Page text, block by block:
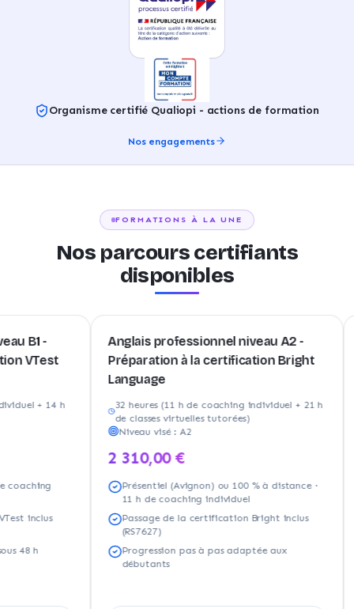
Organisme certifié Qualiopi - actions de formation
Nos engagements
FORMATIONS À LA UNE
Nos parcours certifiants
disponibles
-
14 h
Anglais professionnel niveau A2 -
Préparation à la certification Bright
Language
32 heures (11 h de coaching individuel + 21 h
de classes virtuelles tutorées)
Niveau visé :A2
2 310,00 €
Présentiel (Avignon) ou 100 % à distance ·
11 h de coaching individuel
Passage de la certification Bright inclus
(RS7627)
Progression pas à pas adaptée aux
débutants